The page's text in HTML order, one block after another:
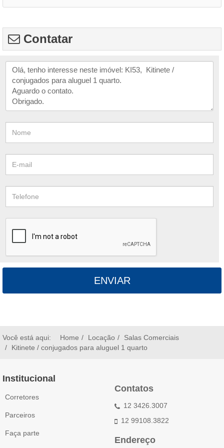
Contatar
ENVIAR
Você está aqui: Home Locação
Salas Comerciais
Kitinete / conjugados para aluguel 1 quarto
Institucional
Corretores
Parceiros
Faça parte
Contatos
12 3426.3007
12 99108.3822
Endereço